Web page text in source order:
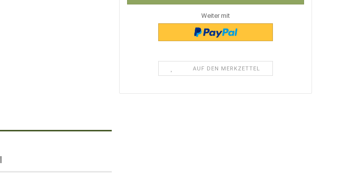
Weiter mit
AUF DEN MERKZETTEL